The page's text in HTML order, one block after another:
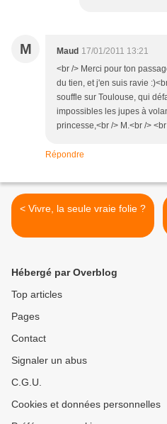
M Maud 17/01/2011 13:21
<br /> Merci pour ton
du tien, et j'en suis ravie
souffle sur Toulouse, qui
impossibles les jupes à
princesse,<br /> M.<br />
Répondre
< Vivre, la seule vraie folie ?
Hébergé par Overblog
Top articles
Pages
Contact
Signaler un abus
C.G.U.
Cookies et données personnelles